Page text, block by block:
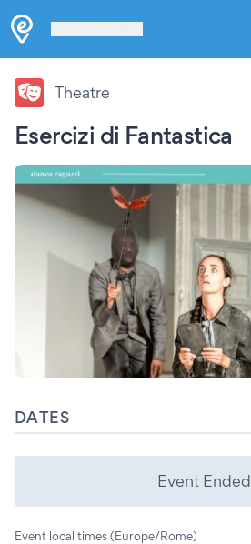
Esercizi di Fantastica
Theatre
DATES
Event Ended
Event local times (Europe/Rome)